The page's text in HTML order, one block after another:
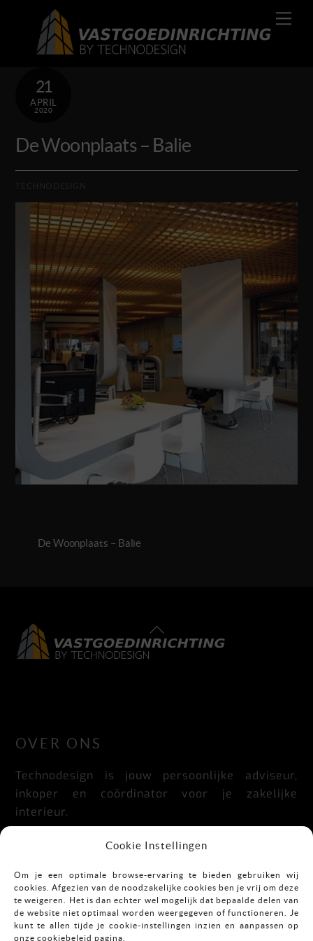
Cookie Instellingen
Om je een optimale browse-ervaring te bieden gebruiken wij
cookies. Afgezien van de noodzakelijke cookies ben je vrij om deze
te weigeren. Het is dan echter wel mogelijk dat bepaalde delen van
de website niet optimaal worden weergegeven of functioneren. Je
kunt te allen tijde je cookie-instellingen inzien en aanpassen op
onze cookiebeleid pagina.
content
21
APRIL
2020
De Woonplaats – Balie
De Woonplaats – Balie
Back
To
OVER ONS
Technodesign is jouw persoonlijke adviseur,
inkoper en coördinator voor je zakelijke
interieur.
Praktisch, doordacht, stijlvol en flexibel.
CONTACT
Mekkelholtsweg 7